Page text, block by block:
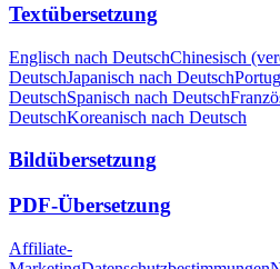
Textübersetzung
Englisch nach DeutschChinesisch
DeutschJapanisch nach Deutsch
DeutschSpanisch nach Deutsch
DeutschKoreanisch nach Deutsch
Bildübersetzung
PDF-Übersetzung
Affiliate-